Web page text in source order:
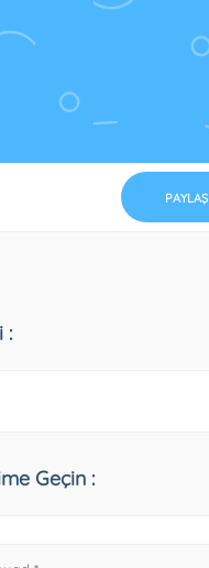
PAYLAŞ
:
Geçin :